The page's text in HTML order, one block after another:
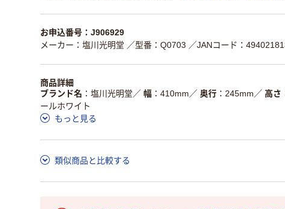
お申込番号：J906929
メーカー：塩川光明堂 ／型番：Q0703 ／JANコード：
商品詳細
ブランド名
塩川光明堂 ／ 幅 410mm ／ 奥行 245mm ／ 高さ
ールホワイト
もっと見る
類似商品と比較する